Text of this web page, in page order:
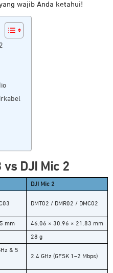
wajib Anda ketahui!
DJI Mic 2
DJI Mic 2
DMT02 / DMR02 / DMC02
mm 46.06 × 30.96 × 21.83 mm
28 g
& 5
2.4 GHz (GFSK 1–2 Mbps)